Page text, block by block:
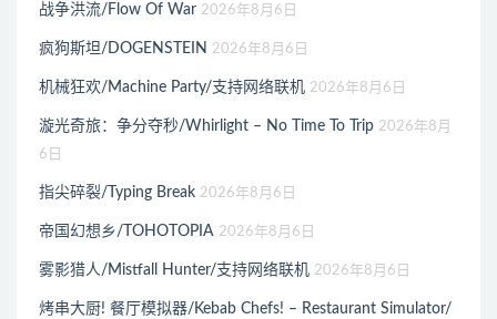
战争洪流/Flow Of War 2026年8月6日
疯狗斯坦/DOGENSTEIN 2026年8月6日
机械狂欢/Machine Party/支持网络联机 2026年8月6日
漩光奇旅：争分夺秒/Whirlight – No Time To Trip 2026年8月
6日
指尖碎裂/Typing Break 2026年8月6日
帝国幻想乡/TOHOTOPIA 2026年8月6日
雾影猎人/Mistfall Hunter/支持网络联机 2026年8月6日
烤串大厨! 餐厅模拟器/Kebab Chefs! – Restaurant Simulator/